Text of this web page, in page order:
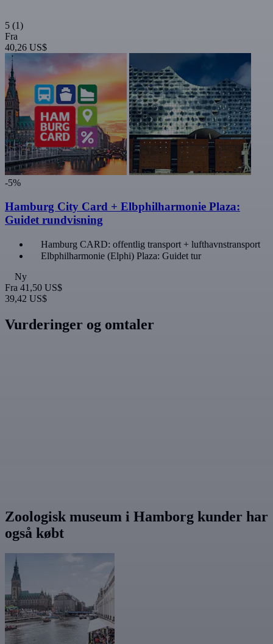
5 (1)
Fra
40,26 US$
-5%
Hamburg City Card + Elbphilharmonie Plaza:
Guidet rundvisning
Hamburg CARD: offentlig transport + lufthavnstransport
Elbphilharmonie (Elphi) Plaza: Guidet tur
Ny
Fra 41,50 US$
39,42 US$
Vurderinger og omtaler
Zoologisk museum i Hamborg kunder har
også købt